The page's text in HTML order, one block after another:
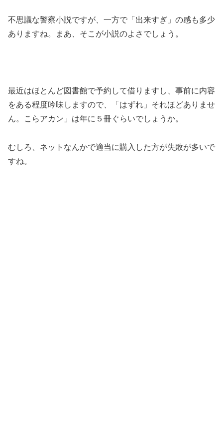
不思議な警察小説ですが、一方で「出来すぎ」の感も多少
ありますね。まあ、そこが小説のよさでしょう。
最近はほとんど図書館で予約して借りますし、事前に内容
をある程度吟味しますので、「はずれ」それほどありませ
ん。こらアカン」は年に５冊ぐらいでしょうか。
むしろ、ネットなんかで適当に購入した方が失敗が多いで
すね。